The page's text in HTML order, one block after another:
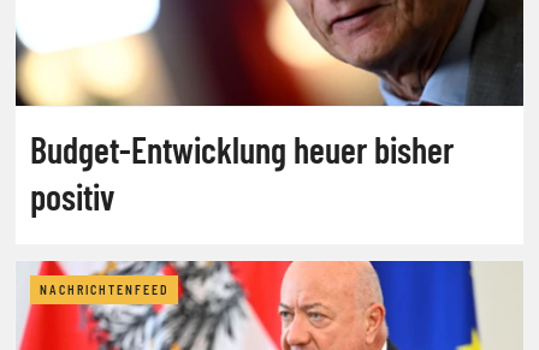
Budget-Entwicklung heuer bisher
positiv
NACHRICHTENFEED